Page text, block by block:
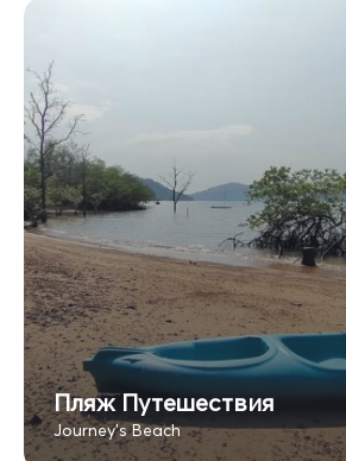
Пляж Путешествия
Journey's Beach